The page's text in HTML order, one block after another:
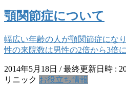
顎関節症について
幅広い年齢の人が顎関節症にな
性の来院数は男性の2倍から3倍
2014年5月18日 / 最終更新日時 :
リニック お役立ち情報